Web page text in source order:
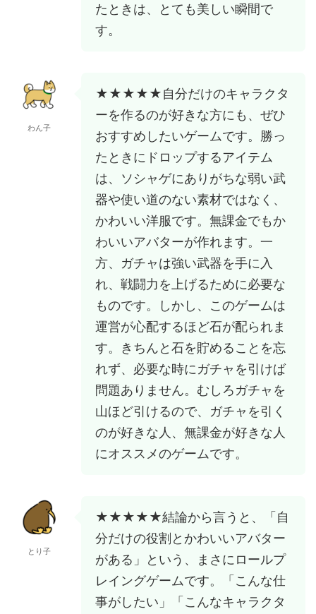
たときは、とても美しい瞬間で
す。
わん子
★★★★★自分だけのキャラクタ
ーを作るのが好きな方にも、ぜひ
おすすめしたいゲームです。勝っ
たときにドロップするアイテム
は、ソシャゲにありがちな弱い武
器や使い道のない素材ではなく、
かわいい洋服です。無課金でもか
わいいアバターが作れます。一
方、ガチャは強い武器を手に入
れ、戦闘力を上げるために必要な
ものです。しかし、このゲームは
運営が心配するほど石が配られま
す。きちんと石を貯めることを忘
れず、必要な時にガチャを引けば
問題ありません。むしろガチャを
山ほど引けるので、ガチャを引く
のが好きな人、無課金が好きな人
にオススメのゲームです。
とり子
★★★★★結論から言うと、「自
分だけの役割とかわいいアバター
がある」という、まさにロールプ
レイングゲームです。「こんな仕
事がしたい」「こんなキャラクタ